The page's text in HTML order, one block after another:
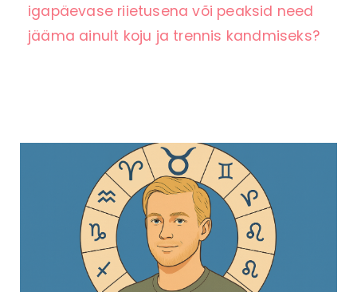
igapäevase riietusena või peaksid need
jääma ainult koju ja trennis kandmiseks?